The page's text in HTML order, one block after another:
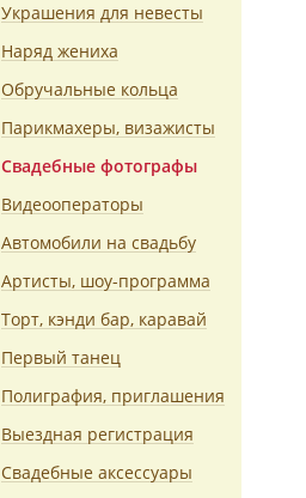
Украшения для невесты
Наряд жениха
Обручальные кольца
Парикмахеры, визажисты
Свадебные фотографы
Видеооператоры
Автомобили на свадьбу
Артисты, шоу-программа
Торт, кэнди бар, каравай
Первый танец
Полиграфия, приглашения
Выездная регистрация
Свадебные аксессуары